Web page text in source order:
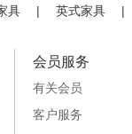
具 | 英式家具 |
会员服务
有关会员
客户服务